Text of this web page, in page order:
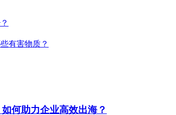
有害物质？
何助力企业高效出海？